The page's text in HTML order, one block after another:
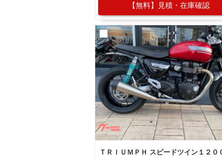
【無料】見積・在庫確認